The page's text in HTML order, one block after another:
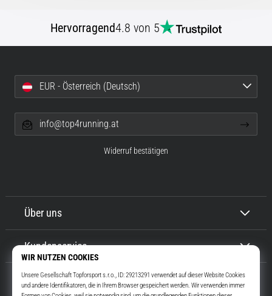
Hervorragend4.8 von 5
Über uns
Kundenservice
EUR - Österreich (Deutsch)
info@top4running.at
Widerruf bestätigen